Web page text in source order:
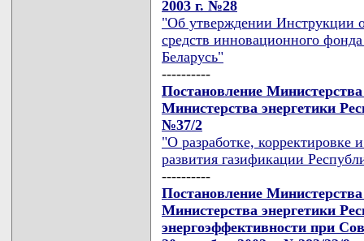
2003 г. №28
"Об утверждении Инструкции
средств инновационного
Беларусь"
----------
Постановление
Министерства энергетики
№37/2
"О разработке, корректировке
развития газификации
----------
Постановление
Министерства энергетики
энергоэффективности при